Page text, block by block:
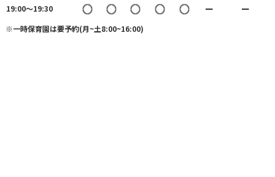
19:00〜19:30 ○ ○ ○ ○ ○ ー ー
※一時保育園は要予約(月~土8:00~16:00)